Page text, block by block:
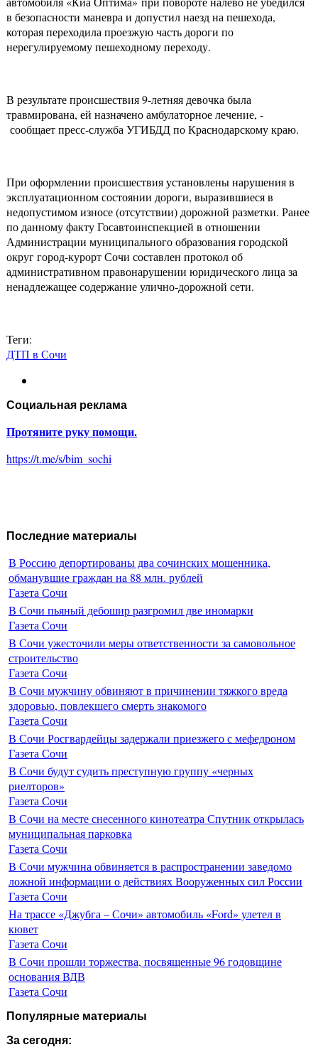
в безопасности маневра и допустил наезд на пешехода,
которая переходила проезжую часть дороги по
нерегулируемому пешеходному переходу.
В результате происшествия 9-летняя девочка была
травмирована, ей назначено амбулаторное лечение, -
сообщает пресс-служба УГИБДД по Краснодарскому краю.
При оформлении происшествия установлены нарушения в
эксплуатационном состоянии дороги, выразившиеся в
недопустимом износе (отсутствии) дорожной разметки. Ранее
по данному факту Госавтоинспекцией в отношении
Администрации муниципального образования городской
округ город-курорт Сочи составлен протокол об
административном правонарушении юридического лица за
ненадлежащее содержание улично-дорожной сети.
Теги:
ДТП в Сочи
Социальная реклама
Протяните руку помощи.
https://t.me/s/bim_sochi
Последние материалы
В Россию депортированы два сочинских мошенника,
обманувшие граждан на 88 млн. рублей
Газета Сочи
В Сочи пьяный дебошир разгромил две иномарки
Газета Сочи
В Сочи ужесточили меры ответственности за самовольное
строительство
Газета Сочи
В Сочи мужчину обвиняют в причинении тяжкого вреда
здоровью, повлекшего смерть знакомого
Газета Сочи
В Сочи Росгвардейцы задержали приезжего с мефедроном
Газета Сочи
В Сочи будут судить преступную группу «черных
риелторов»
Газета Сочи
В Сочи на месте снесенного кинотеатра Спутник открылась
муниципальная парковка
Газета Сочи
В Сочи мужчина обвиняется в распространении заведомо
ложной информации о действиях Вооруженных сил России
Газета Сочи
На трассе «Джубга – Сочи» автомобиль «Ford» улетел в
кювет
Газета Сочи
В Сочи прошли торжества, посвященные 96 годовщине
основания ВДВ
Газета Сочи
Популярные материалы
За сегодня: